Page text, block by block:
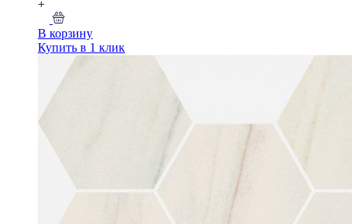
+
В корзину
Купить в 1 клик